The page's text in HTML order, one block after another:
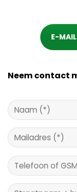
E-
Neem contact